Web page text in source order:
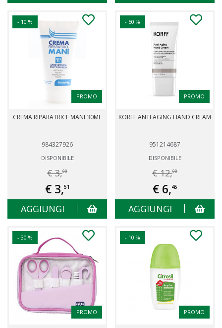
- 10 %
PROMO
CREMA RIPARATRICE MANI 30ML
984327926
DISPONIBILE
€ 3,90
€ 3,51
AGGIUNGI
- 50 %
PROMO
KORFF ANTI AGING HAND CREAM
951214687
DISPONIBILE
€ 12,90
€ 6,45
AGGIUNGI
- 30 %
PROMO
- 10 %
PROMO